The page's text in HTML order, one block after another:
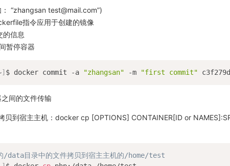
“zhangsan test@mail.com”)
指令应用于创建的镜像
信息
暂停容器
] $ docker commit -a "zhangsan" -m "first commit"
间的文件传输
贝到宿主主机：docker cp [OPTIONS] CONTAINER[ID or
/data目录中的文件拷贝到宿主主机的/home/test